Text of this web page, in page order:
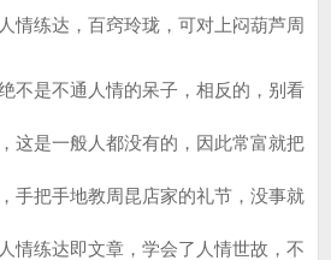
情练达，百窍玲珑，可对上闷葫芦周
是不通人情的呆子，相反的，别看
这是一般人都没有的，因此常富就把
手把手地教周昆店家的礼节，没事就
情练达即文章，学会了人情世故，不